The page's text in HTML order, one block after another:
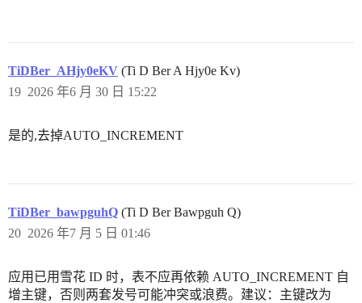
TiDBer_AHjy0eKV (Ti D Ber A Hjy0e Kv)
2026 年6 月 30 日 15:22
19
是的,去掉AUTO_INCREMENT
TiDBer_bawpguhQ (Ti D Ber Bawpguh Q)
2026 年7 月 5 日 01:46
20
应用已用雪花 ID 时，表不应再依赖 AUTO_INCREMENT 自
增主键，否则两套发号可能冲突或浪费。建议：主键改为